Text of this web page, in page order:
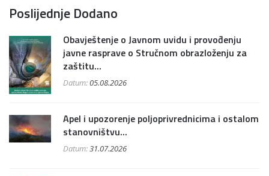
Poslijednje Dodano
Obavještenje o Javnom uvidu i provođenju
javne rasprave o Stručnom obrazloženju za
zaštitu...
Datum:05.08.2026
Apel i upozorenje poljoprivrednicima i ostalom
stanovništvu...
Datum:31.07.2026